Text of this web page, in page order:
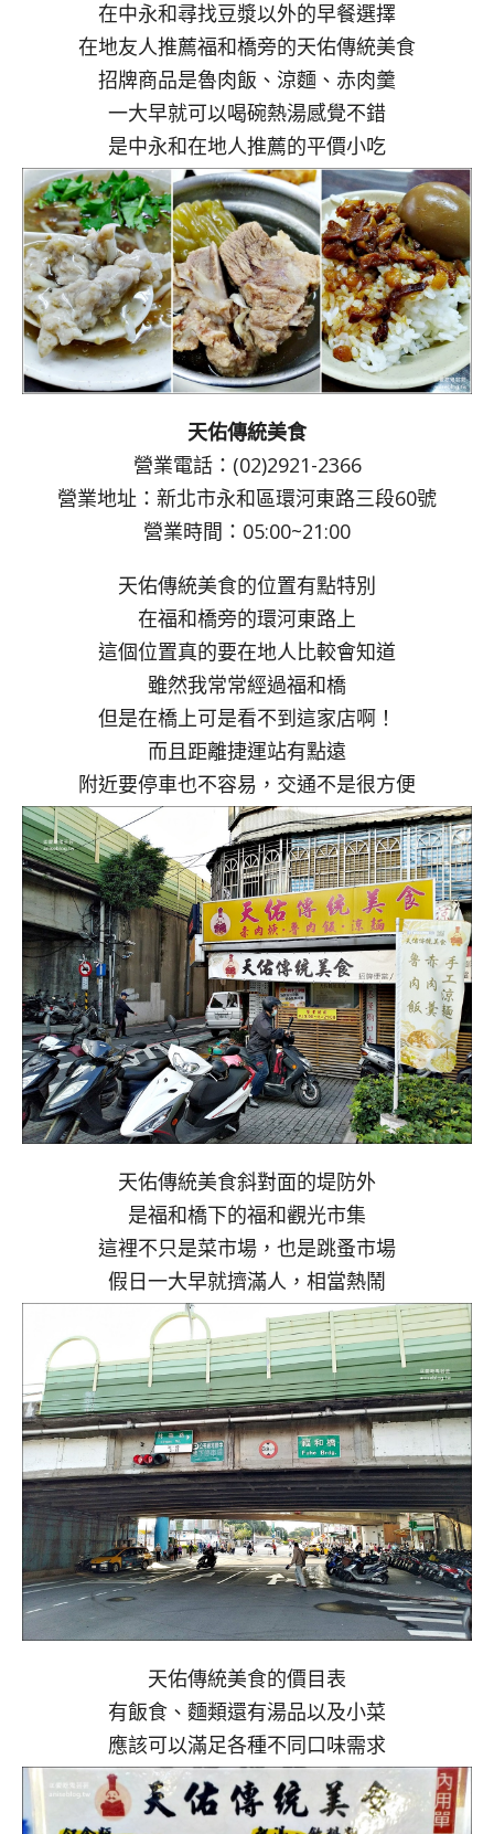
在中永和尋找豆漿以外的早餐選擇
在地友人推薦福和橋旁的天佑傳統美食
招牌商品是魯肉飯、涼麵、赤肉羹
一大早就可以喝碗熱湯感覺不錯
是中永和在地人推薦的平價小吃
天佑傳統美食
營業電話：(02)2921-2366
營業地址：新北市永和區環河東路三段60號
營業時間：05:00~21:00
天佑傳統美食的位置有點特別
在福和橋旁的環河東路上
這個位置真的要在地人比較會知道
雖然我常常經過福和橋
但是在橋上可是看不到這家店啊！
而且距離捷運站有點遠
附近要停車也不容易，交通不是很方便
天佑傳統美食斜對面的堤防外
是福和橋下的福和觀光市集
這裡不只是菜市場，也是跳蚤市場
假日一大早就擠滿人，相當熱鬧
天佑傳統美食的價目表
有飯食、麵類還有湯品以及小菜
應該可以滿足各種不同口味需求